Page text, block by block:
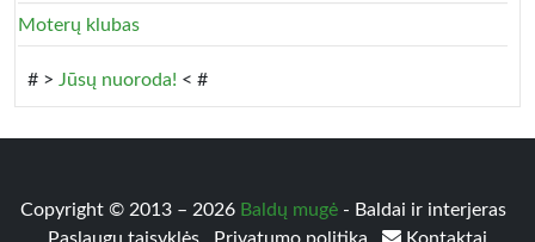
Moterų klubas
# > Jūsų nuoroda! < #
Copyright © 2013 – 2026 Baldų mugė - Baldai ir interjeras